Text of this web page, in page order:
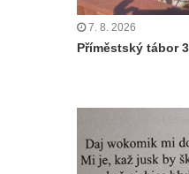
7. 8. 2026
Příměstský tábor